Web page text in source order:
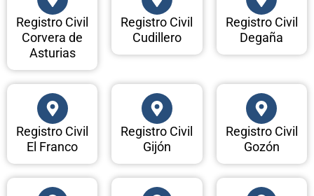
Registro Civil
Corvera de
Asturias
Registro Civil
Cudillero
Registro Civil
Degaña
Registro Civil
El Franco
Registro Civil
Gijón
Registro Civil
Gozón